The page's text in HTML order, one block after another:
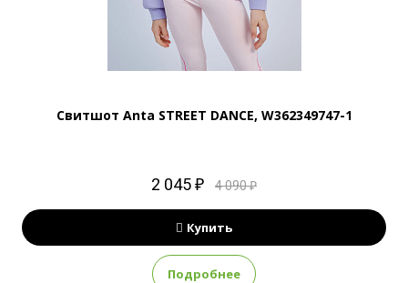
Свитшот Anta STREET DANCE, W362349747-1
2 045 ₽ 4 090 ₽
Купить
Подробнее